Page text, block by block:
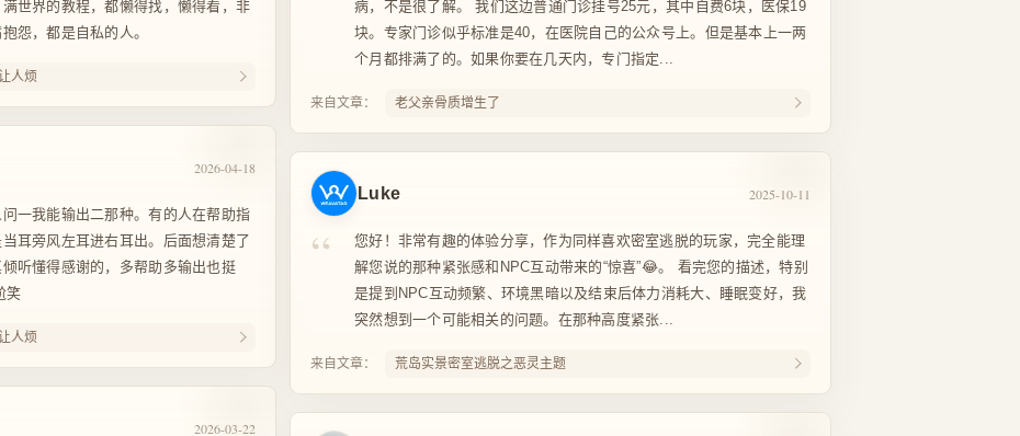
世界的教程，都懒得找，懒得看，非
怨，都是自私的人。
人烦
2026-04-18
一我能输出二那种。有的人在帮助指
耳旁风左耳进右耳出。后面想清楚了
听懂得感谢的，多帮助多输出也挺
笑
人烦
2026-03-22
病，不是很了解。 我们这边普通门诊挂号25元，其中自费6块，医保19
块。专家门诊似乎标准是40，在医院自己的公众号上。但是基本上一两
个月都排满了的。如果你要在几天内，专门指定...
来自文章： 老父亲骨质增生了
Luke 2025-10-11
“
您好！非常有趣的体验分享，作为同样喜欢密室逃脱的玩家，完全能理
解您说的那种紧张感和NPC互动带来的“惊喜”😂。 看完您的描述，特别
是提到NPC互动频繁、环境黑暗以及结束后体力消耗大、睡眠变好，我
突然想到一个可能相关的问题。在那种高度紧张...
来自文章： 荒岛实景密室逃脱之恶灵主题